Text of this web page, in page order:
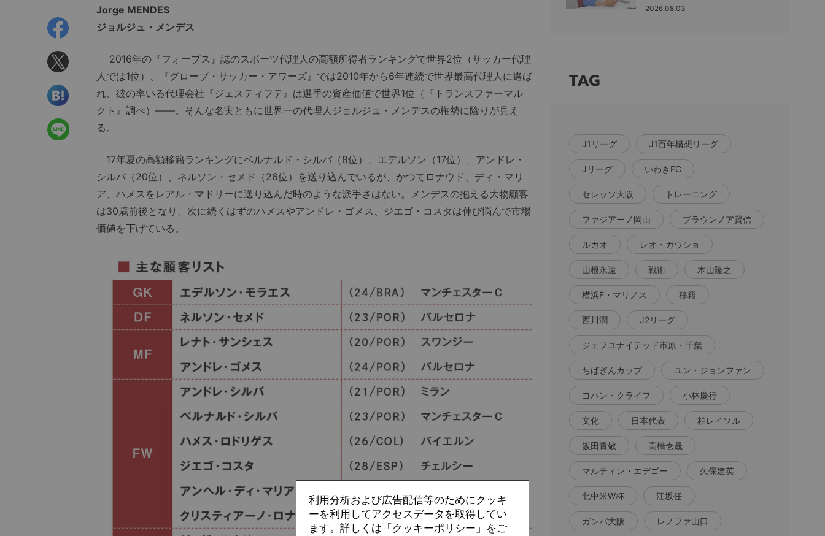
Jorge MENDES
ジョルジュ・メンデス
2016年の『フォーブス』誌のスポーツ代理人の高額所得者ランキングで世界2位（サッカー代理
人では1位）、『グローブ・サッカー・アワーズ』では2010年から6年連続で世界最高代理人に選ば
れ、彼の率いる代理会社『ジェスティフテ』は選手の資産価値で世界1位（『トランスファーマル
クト』調べ）――。そんな名実ともに世界一の代理人ジョルジュ・メンデスの権勢に陰りが見え
る。
17年夏の高額移籍ランキングにベルナルド・シルバ（8位）、エデルソン（17位）、アンドレ・
シルバ（20位）、ネルソン・セメド（26位）を送り込んでいるが、かつてロナウド、ディ・マリ
ア、ハメスをレアル・マドリーに送り込んだ時のような派手さはない。メンデスの抱える大物顧客
は30歳前後となり、次に続くはずのハメスやアンドレ・ゴメス、ジエゴ・コスタは伸び悩んで市場
価値を下げている。
2026.08.03
TAG
J1リーグ J1百年構想リーグ
Jリーグ いわきFC
セレッソ大阪 トレーニング
ファジアーノ岡山 ブラウンノア賢信
ルカオ レオ・ガウショ
山根永遠 戦術 木山隆之
横浜F・マリノス 移籍
西川潤 J2リーグ
ジェフユナイテッド市原・千葉
ちばぎんカップ ユン・ジョンファン
ヨハン・クライフ 小林慶行
文化 日本代表 柏レイソル
飯田貴敬 高橋壱晟
マルティン・エデゴー 久保建英
北中米W杯 江坂任
ガンバ大阪 レノファ山口
利用分析および広告配信等のためにクッキ
ーを利用してアクセスデータを取得してい
ます。詳しくは「クッキーポリシー」をご